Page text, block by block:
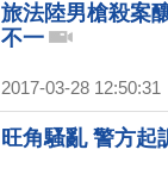
旅法陸男槍殺案
不一
2017-03-28 12:50:31
旺角騷亂 警方起